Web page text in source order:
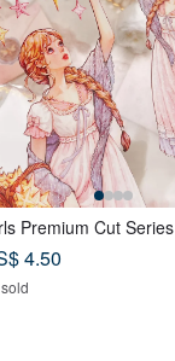
Premium Cut Series
4.50